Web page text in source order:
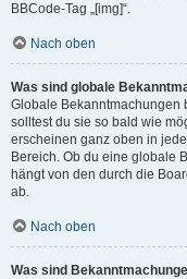
BBCode-Tag „[img]“.
Nach oben
Was sind globale
Globale Bekanntmachungen
solltest du sie so bald wie
erscheinen ganz oben in
Bereich. Ob du eine globale
hängt von den durch die
ab.
Nach oben
Was sind